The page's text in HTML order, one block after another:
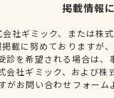
掲載情報
社ギミック、または株
載に努めておりますが
診を希望される場合は
会社ギミック、および
がお問い合わせフォー